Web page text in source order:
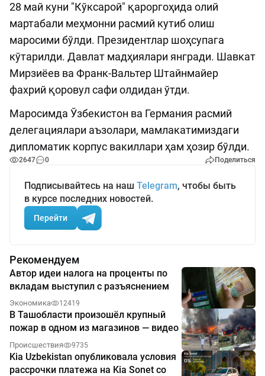
28 май куни "Кўксарой" қароргоҳида олий
мартабали меҳмонни расмий кутиб олиш
маросими бўлди. Президентлар шоҳсупага
кўтарилди. Давлат мадҳиялари янгради. Шавкат
Мирзиёев ва Франк-Вальтер Штайнмайер
фахрий қоровул сафи олдидан ўтди.
Маросимда Ўзбекистон ва Германия расмий
делегациялари аъзолари, мамлакатимиздаги
дипломатик корпус вакиллари ҳам ҳозир бўлди.
2647 0 Поделиться
Подписывайтесь на наш Telegram, чтобы быть
в курсе последних новостей.
Перейти
Рекомендуем
Автор идеи налога на проценты по
вкладам выступил с разъяснением
Экономика 12419
В Ташобласти произошёл крупный
пожар в одном из магазинов — видео
Происшествия 9735
Kia Uzbekistan опубликовала условия
рассрочки платежа на Kia Sonet со